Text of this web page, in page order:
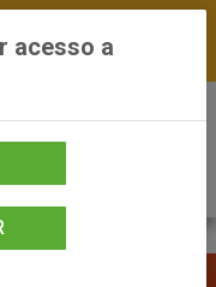
em até 24h
acesso a